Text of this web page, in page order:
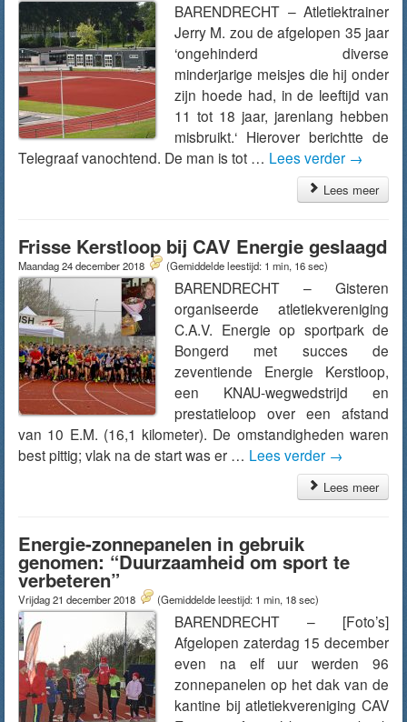
BARENDRECHT – Atletiektrainer
Jerry M. zou de afgelopen 35 jaar
‘ongehinderd diverse
minderjarige meisjes die hij onder
zijn hoede had, in de leeftijd van
11 tot 18 jaar, jarenlang hebben
misbruikt.‘ Hierover berichtte de
Telegraaf vanochtend. De man is tot … Lees verder →
Lees meer
Frisse Kerstloop bij CAV Energie geslaagd
Maandag 24 december 2018 (Gemiddelde leestijd: 1 min, 16 sec)
BARENDRECHT – Gisteren
organiseerde atletiekvereniging
C.A.V. Energie op sportpark de
Bongerd met succes de
zeventiende Energie Kerstloop,
een KNAU-wegwedstrijd en
prestatieloop over een afstand
van 10 E.M. (16,1 kilometer). De omstandigheden waren
best pittig; vlak na de start was er … Lees verder →
Lees meer
Energie-zonnepanelen in gebruik
genomen: “Duurzaamheid om sport te
verbeteren”
Vrijdag 21 december 2018 (Gemiddelde leestijd: 1 min, 18 sec)
BARENDRECHT – [Foto’s]
Afgelopen zaterdag 15 december
even na elf uur werden 96
zonnepanelen op het dak van de
kantine bij atletiekvereniging CAV